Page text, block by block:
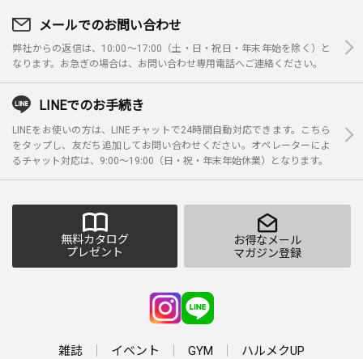
メールでのお問い合わせ
弊社からの返信は、10:00～17:00（土・日・祝日・年末年始を除く）と
なります。お急ぎの場合は、お問い合わせ専用電話へご連絡ください。
LINEでのお手続き
LINEをお使いの方は、LINEチャットで24時間自動対応できます。こちら
をタップし、友だち追加してお問い合わせください。オペレーターによ
るチャット対応は、9:00～19:00（日・祝・年末年始休業）となります。
無料カタログ
プレゼント
お得なメール
マガジン登録
雑誌 イベント GYM ハルメクUP